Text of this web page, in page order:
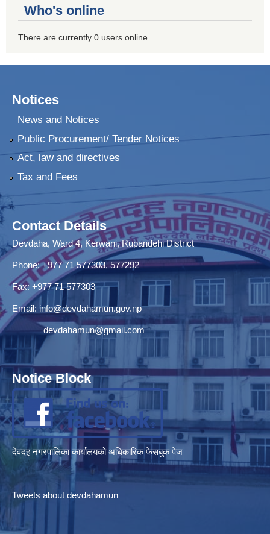
Who's online
There are currently 0 users online.
Notices
News and Notices
Public Procurement/ Tender Notices
Act, law and directives
Tax and Fees
Contact Details
Devdaha, Ward 4, Kerwani, Rupandehi District
Phone: +977 71 577303, 577292
Fax: +977 71 577303
Email: info@devdahamun.gov.np
devdahamun@gmail.com
Notice Block
देवदह नगरपालिका कार्यालयको अधिकारिक फेसबुक पेज
Tweets about devdahamun